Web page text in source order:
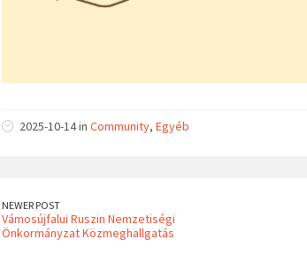
2025-10-14 in Community, Egyéb
NEWER POST
Vámosújfalui Ruszin Nemzetiségi
Önkormányzat Közmeghallgatás